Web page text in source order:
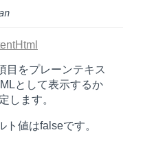
目をプレーンテキス
として表示するか
します。
ト値はfalseです。